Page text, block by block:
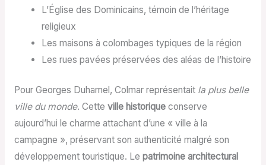
L’Église des Dominicains, témoin de l’héritage
religieux
Les maisons à colombages typiques de la région
Les rues pavées préservées des aléas de l’histoire
Pour Georges Duhamel, Colmar représentait la plus belle
ville du monde. Cette ville historiqueconserve
aujourd’hui le charme attachant d’une « ville à la
campagne », préservant son authenticité malgré son
développement touristique. Le patrimoine architectural